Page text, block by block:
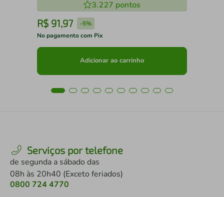
3.227 pontos
R$ 91,97 -5%
No pagamento com Pix
Adicionar ao carrinho
Serviços por telefone
de segunda a sábado das
08h às 20h40 (Exceto feriados)
0800 724 4770